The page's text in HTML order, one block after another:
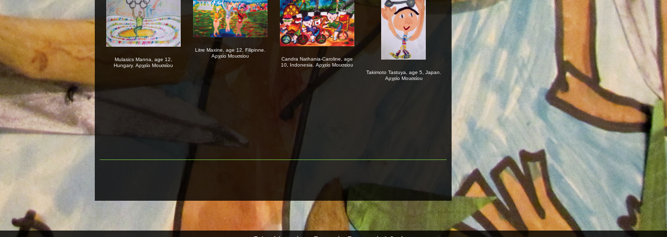
Mulasics Manna, age 12,
Hungary. Αρχείο Μουσείου
Litre Maxine, age 12, Filipinne.
Αρχείο Μουσείου
Candra Nathania-Caroline, age
10, Indonesia. Αρχείο Μουσείου
Takimoto Tastuya, age 5, Japan.
Αρχείο Μουσείου